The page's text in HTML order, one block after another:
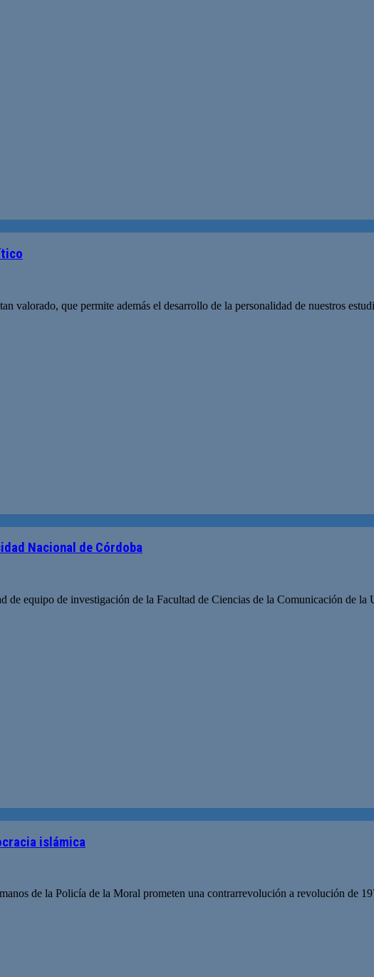
valorado, que permite además el desarrollo de la personalidad de nuestros
Nacional de Córdoba
de equipo de investigación de la Facultad de Ciencias de la Comunicación de
islámica
de la Policía de la Moral prometen una contrarrevolución a revolución de